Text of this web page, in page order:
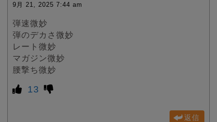
9月 21, 2025 7:44 am
弾速微妙
弾のデカさ微妙
レート微妙
マガジン微妙
腰撃ち微妙
13
返信